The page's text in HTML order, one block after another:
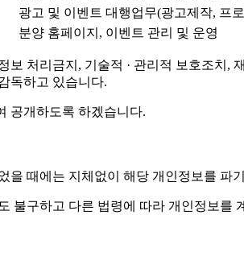
광고 및 이벤트 대행업무(광고제작, 프
분양 홈페이지, 이벤트 관리 및 운영
처리금지, 기술적 · 관리적 보호조치,
독하고 있습니다.
공개하도록 하겠습니다.
을 때에는 지체없이 해당 개인정보를 파
구하고 다른 법령에 따라 개인정보를